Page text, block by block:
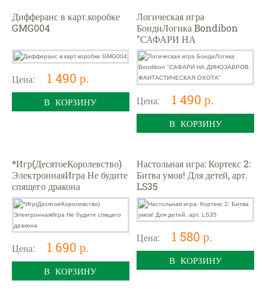
Дифферанс в карт.коробке
GMG004
Цена: 1 490 р.
В КОРЗИНУ
Логическая игра
БондиЛогика Bondibon
"САФАРИ НА
ДИНОЗАВРОВ.
ФАНТАСТИЧЕСКАЯ
ОХОТА"
Цена: 1 490 р.
В КОРЗИНУ
*Игр(ДесятоеКоролевство)
ЭлектроннаяИгра Не будите
спящего дракона
Цена: 1 690 р.
В КОРЗИНУ
Настольная игра: Кортекс 2:
Битва умов! Для детей, арт.
LS35
Цена: 1 580 р.
В КОРЗИНУ